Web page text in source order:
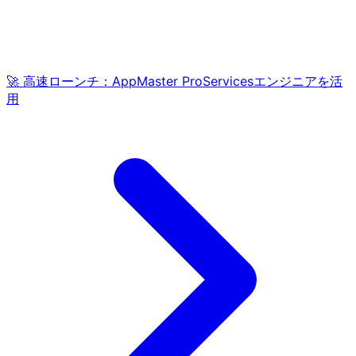
🚀 高速ローンチ：AppMaster ProServicesエンジニアを活
用